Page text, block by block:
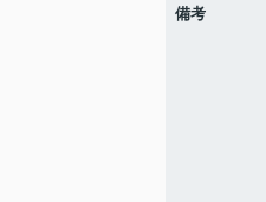
備考